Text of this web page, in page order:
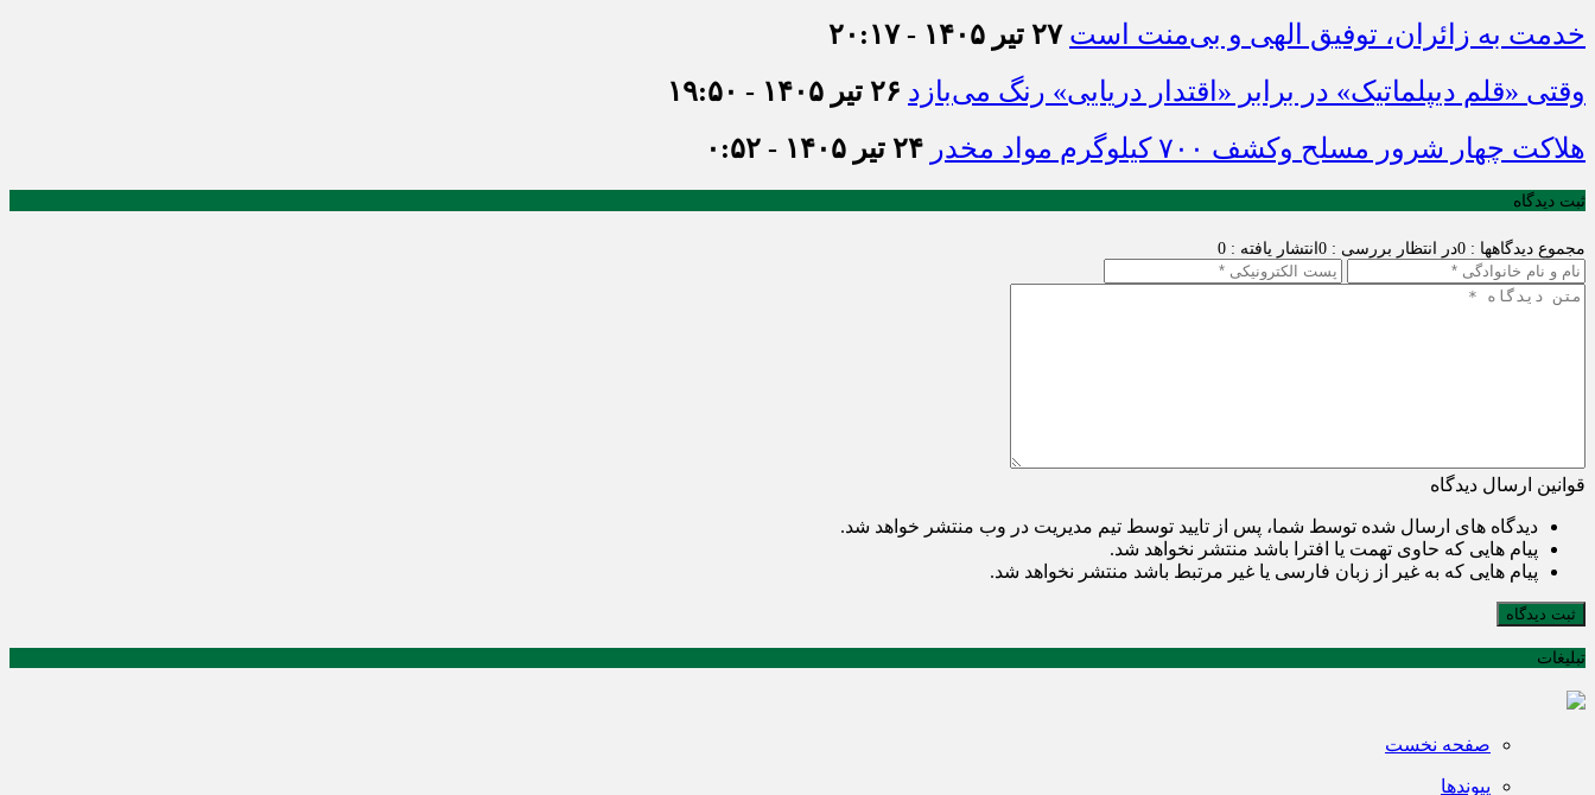
خدمت به زائران، توفیق الهی و بی‌منت است ۲۷ تیر ۱۴۰۵ - ۲۰:۱۷
وقتی «قلم دیپلماتیک» در برابر «اقتدار دریایی» رنگ می‌بازد ۲۶ تیر ۱۴۰۵ - ۱۹:۵۰
هلاکت چهار شرور مسلح وکشف ۷۰۰ کیلوگرم مواد مخدر
۲۴ تیر ۱۴۰۵ - ۰:۵۲
ثبت دیدگاه
مجموع دیدگاهها : 0 در انتظار بررسی : 0 انتشار یافته : 0
قوانین ارسال دیدگاه
دیدگاه های ارسال شده توسط شما، پس از تایید توسط تیم مدیریت در وب منتشر خواهد شد.
پیام هایی که حاوی تهمت یا افترا باشد منتشر نخواهد شد.
پیام هایی که به غیر از زبان فارسی یا غیر مرتبط باشد منتشر نخواهد شد.
ثبت دیدگاه
تبلیغات
صفحه نخست
پیوندها